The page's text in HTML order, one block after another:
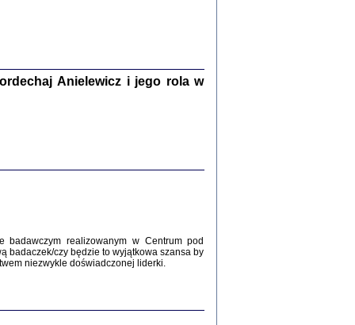
opatrzyła Barbara Engelking i Havi Dreifuss
Zagłada Żydów.
Anielewicz i jego rola w
badawczym realizowanym w Centrum pod
badaczek/czy będzie to wyjątkowa szansa by
niezwykle doświadczonej liderki.